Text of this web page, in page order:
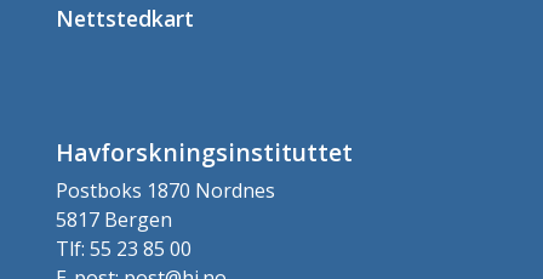
Nettstedkart
Havforskningsinstituttet
Postboks 1870 Nordnes
5817 Bergen
Tlf: 55 23 85 00